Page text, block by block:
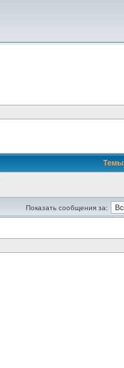
Темы
Показать сообщения за: